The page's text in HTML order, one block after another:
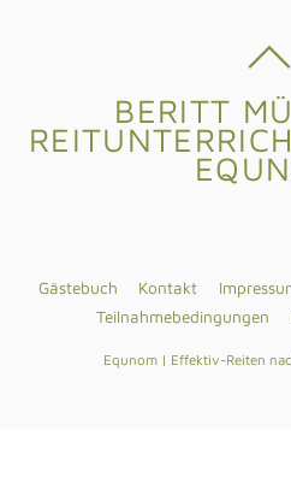
BERITT
Gästebuch Kontakt
Teilnahmebedingungen
Equnom | Effektiv-Reiten